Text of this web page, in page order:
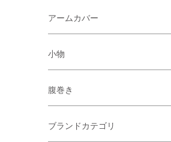
アームカバー
小物
腹巻き
ブランドカテゴリ